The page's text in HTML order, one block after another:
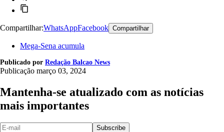
Compartilhar:WhatsAppFacebook Compartilhar
Mega-Sena acumula
Publicado por Redação Balcao News
Publicação março 03, 2024
Mantenha-se atualizado com as notícias
mais importantes
Subscribe